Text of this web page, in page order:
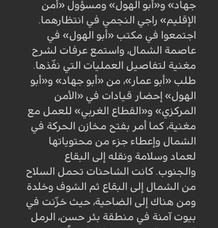
جهاد» و«أبو الهول» ومسؤول «أمن
الإقليم» راجي النجمي في انتظارهما.
اجتمعوا في مكتب «أبو الهول» في
عاصمة الشمال، واستمع عرفات لشرح
مغنية لتفاصيل العمليات التي نفّذها.
طلب «أبو عمار»، من «أبو جهاد» و«أبو
الهول» إحضار قيادات في «الأمن
المركزي» و«القطاع الغربي» للعمل مع
مغنية، كما أمر بفتح مخازن الحركة في
الشمال وإعطاء جزء من محتوياتها
لعماد وسلامة ونقله إلى البقاع
والجنوب. كانت الشاحنات تحمل السلاح
من الشمال إلى البقاع ثم الشوف وخلدة
ومن هناك إلى الضاحية، حيث خزّنت في
بيوت آمنة في منطقة بئر حسن، الرمل